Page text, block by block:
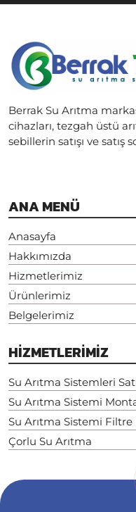
Berrak Su Arıtma
cihazları, tezgah üstü
sebillerin satışı ve
ANA MENÜ
Anasayfa
Hakkımızda
Hizmetlerimiz
Ürünlerimiz
Belgelerimiz
HİZMETLERİMİZ
Su Arıtma Sistemleri
Su Arıtma Sistemi
Su Arıtma Sistemi
Çorlu Su Arıtma
Copyright © 2026 -